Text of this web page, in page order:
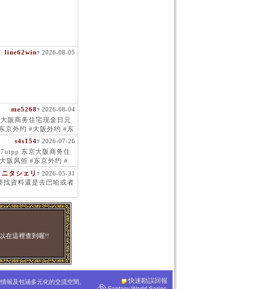
line62win? 2026-08-05
me5268 ? 2026-08-04
阪商务住宅现金日元
京外约 #大阪外约 #东
女孩 #大阪女孩 #日
s4s154? 2026-07-26
东京大阪商务住
阪风俗 #东京外约 #
舞伎町 #心斋桥风俗
ニタシェリ ? 2026-05-31
找資料還是去巴哈或者
在這裡查到喔!!
報及包涵多元化的交流空間。
快速勘誤回報